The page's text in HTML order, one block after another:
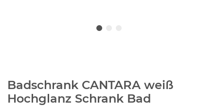
Badschrank CANTARA weiß
Hochglanz Schrank Bad